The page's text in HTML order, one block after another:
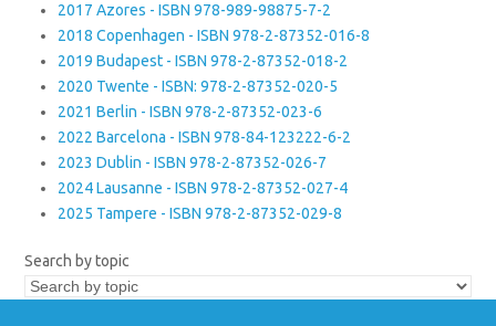
2017 Azores - ISBN 978-989-98875-7-2
2018 Copenhagen - ISBN 978-2-87352-016-8
2019 Budapest - ISBN 978-2-87352-018-2
2020 Twente - ISBN: 978-2-87352-020-5
2021 Berlin - ISBN 978-2-87352-023-6
2022 Barcelona - ISBN 978-84-123222-6-2
2023 Dublin - ISBN 978-2-87352-026-7
2024 Lausanne - ISBN 978-2-87352-027-4
2025 Tampere - ISBN 978-2-87352-029-8
Search by topic